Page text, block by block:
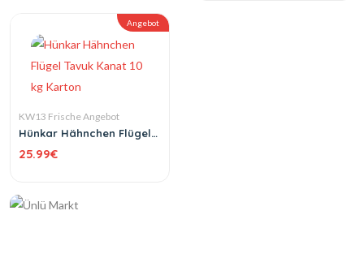
Angebot
KW13 Frische Angebot
Hünkar Hähnchen Flügel
25.99€